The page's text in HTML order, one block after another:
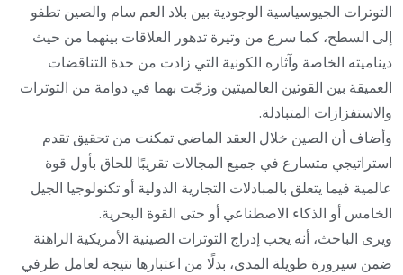
التوترات الجيوسياسية الوجودية بين بلاد العم سام والصين تطفو
إلى السطح، كما سرع من وتيرة تدهور العلاقات بينهما من حيث
ديناميته الخاصة وآثاره الكونية التي زادت من حدة التناقضات
العميقة بين القوتين العالميتين وزجّت بهما في دوامة من التوترات
والاستفزازات المتبادلة.
وأضاف أن الصين خلال العقد الماضي تمكنت من تحقيق تقدم
استراتيجي متسارع في جميع المجالات تقريبًا للحاق بأول قوة
عالمية فيما يتعلق بالمبادلات التجارية الدولية أو تكنولوجيا الجيل
الخامس أو الذكاء الاصطناعي أو حتى القوة البحرية.
ويرى الباحث، أنه يجب إدراج التوترات الصينية الأمريكية الراهنة
ضمن سيرورة طويلة المدى، بدلًا من اعتبارها نتيجة لعامل ظرفي